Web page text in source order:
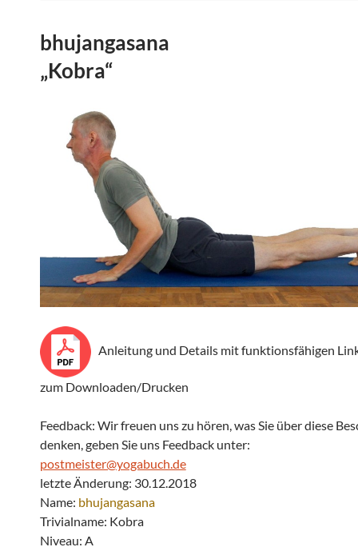
bhujangasana
„Kobra“
Anleitung und Details mit funktionsfähigen
zum Downloaden/Drucken
Feedback: Wir freuen uns zu hören, was Sie über diese
denken, geben Sie uns Feedback unter:
postmeister@yogabuch.de
letzte Änderung: 30.12.2018
Name: bhujangasana
Trivialname: Kobra
Niveau: A